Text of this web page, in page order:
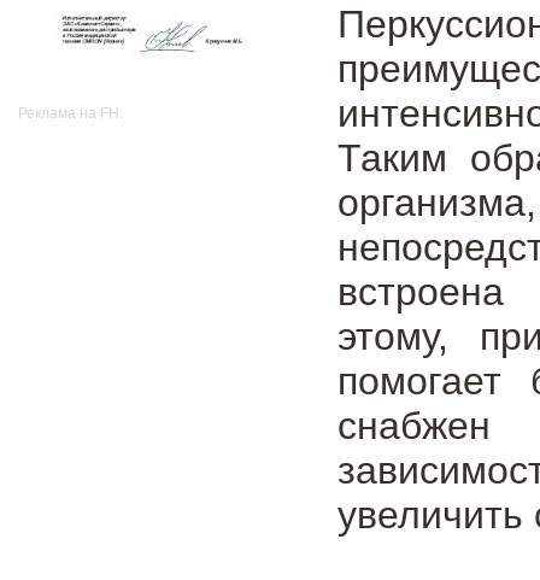
Реклама на FH:
Таким
встроена
этому,
помогает
снабжен
увеличить